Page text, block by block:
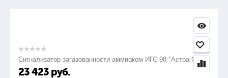
Сигнализатор загазованности аммиаком ИГС-98 "Астра-СВ"
23 423 руб.